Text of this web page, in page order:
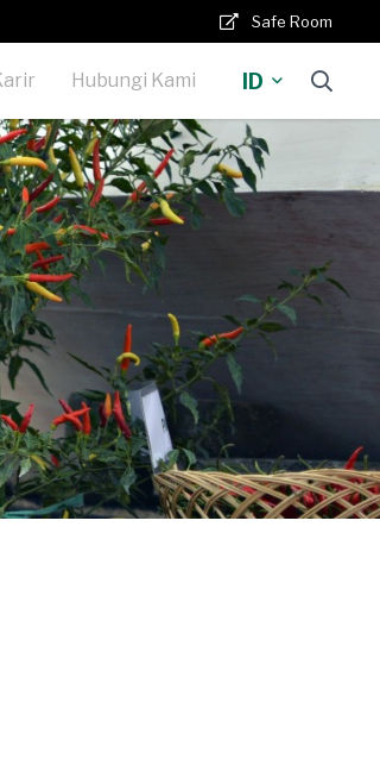
Safe Room
Hubungi Kami ID